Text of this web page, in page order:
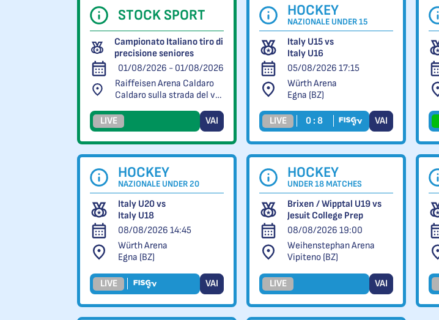
STOCK SPORT
Campionato Italiano tiro di
precisione seniores
01/08/2026 - 01/08/2026
Raiffeisen Arena Caldaro
Caldaro sulla strada del vino (BZ)
LIVE VAI
HOCKEY
NAZIONALE UNDER 15
Italy U15 vs
Italy U16
05/08/2026 17:15
Würth Arena
Egna (BZ)
LIVE 0 : 8 VAI
HOCKEY
NAZIONALE UNDER 20
Italy U20 vs
Italy U18
08/08/2026 14:45
Würth Arena
Egna (BZ)
LIVE VAI
HOCKEY
UNDER 18 MATCHES
Brixen / Wipptal U19 vs
Jesuit College Prep
08/08/2026 19:00
Weihenstephan Arena
Vipiteno (BZ)
LIVE VAI